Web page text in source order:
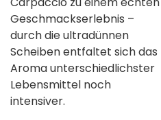
Geschmackserlebnis –
durch die ultradünnen
Scheiben entfaltet sich das
Aroma unterschiedlichster
Lebensmittel noch
intensiver.